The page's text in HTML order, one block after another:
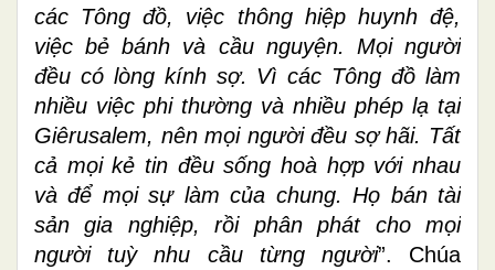
các Tông đồ, việc thông hiệp huynh đệ,
việc bẻ bánh và cầu nguyện. Mọi người
đều có lòng kính sợ. Vì các Tông đồ làm
nhiều việc phi thường và nhiều phép lạ tại
Giêrusalem, nên mọi người đều sợ hãi. Tất
cả mọi kẻ tin đều sống hoà hợp với nhau
và để mọi sự làm của chung. Họ bán tài
sản gia nghiệp, rồi phân phát cho mọi
người tuỳ nhu cầu từng người”. Chúa